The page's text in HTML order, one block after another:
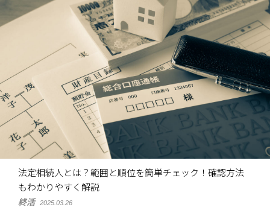
法定相続人とは？範囲と順位を簡単チェック！確認方法
もわかりやすく解説
終活 2025.03.26